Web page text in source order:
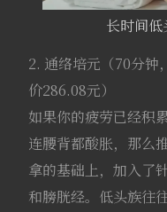
长时间
2. 通络培元（70分钟
价286.08元）
如果你的疲劳已经积
连腰背都酸胀，那么
拿的基础上，加入了
和膀胱经。低头族往